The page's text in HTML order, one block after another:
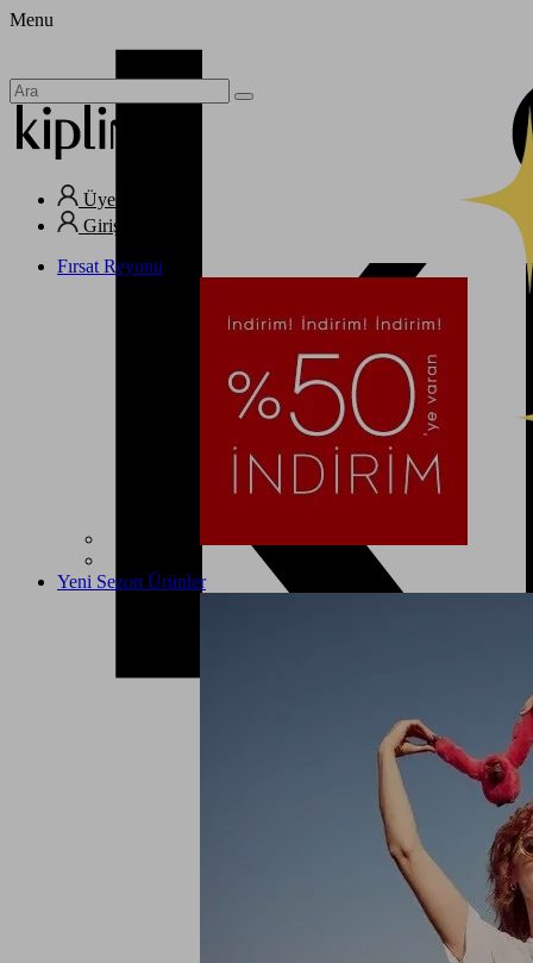
Menu
Üye Ol
Giriş Yap
Fırsat Reyonu
Yeni Sezon Ürünler